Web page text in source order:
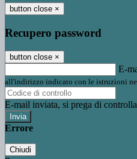
button close ×
Recupero password
button close ×
E-
all'indirizzo indicato con le istruzioni
E-mail inviata, si prega di
Errore
Chiudi